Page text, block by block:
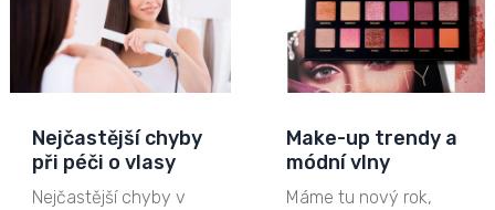
Nejčastější chyby
při péči o vlasy
Nejčastější chyby v
Make-up trendy a
módní vlny
Máme tu nový rok,